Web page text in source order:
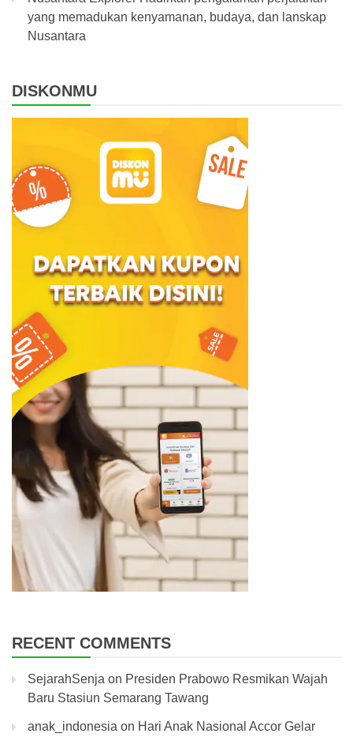
yang memadukan kenyamanan, budaya, dan lanskap
Nusantara
DISKONMU
RECENT COMMENTS
SejarahSenja on Presiden Prabowo Resmikan Wajah
Baru Stasiun Semarang Tawang
anak_indonesia on Hari Anak Nasional Accor Gelar